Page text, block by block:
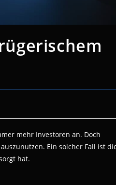
mehr Investoren an. Doch
Ein solcher Fall ist
hat.